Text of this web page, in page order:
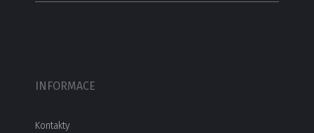
INFORMACE
Kontakty